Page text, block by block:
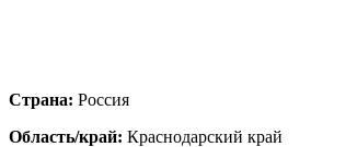
Страна: Россия
Область/край: Краснодарский край